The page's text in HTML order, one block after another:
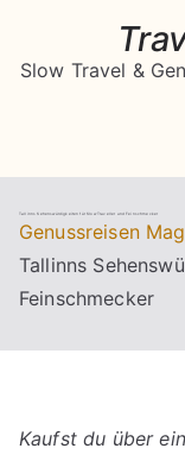
springen
Slow Travel &
Tallinns Sehenswürdigkeiten für Slow Traveller und Feinschmecker
Genussreisen
Tallinns
Feinschmecker
Kaufst du über